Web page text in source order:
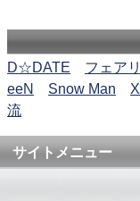
D☆DATE
フェア
eeN
Snow Man
流
サイトメニュー